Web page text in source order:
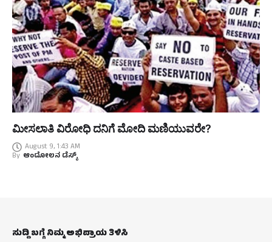
ಮೀಸಲಾತಿ ವಿರೋಧಿ ದನಿಗೆ ಮೋದಿ ಮಣಿಯುವರೇ?
August 9, 1:43 AM
By ಆಂದೋಲನ ಡೆಸ್ಕ್
ಸುದ್ದಿ ಬಗ್ಗೆ ನಿಮ್ಮ ಅಭಿಪ್ರಾಯ ತಿಳಿಸಿ